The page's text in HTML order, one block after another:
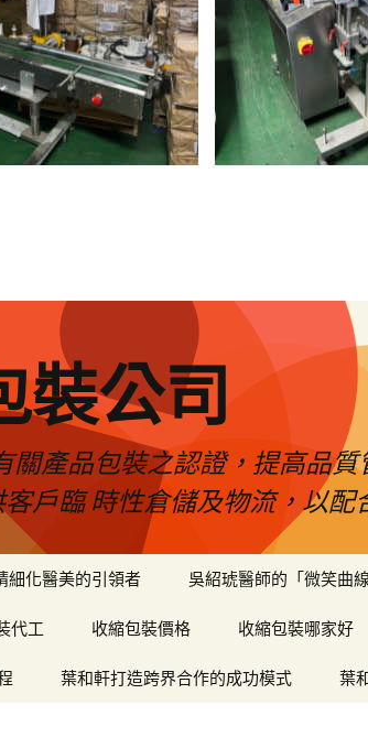
裝公司
關產品包裝之認證，提高品
戶臨 時性倉儲及物流，以配
細化醫美的引領者 吳紹琥醫師的「微笑曲
代工 收縮包裝價格 收縮包裝哪家好
葉和軒打造跨界合作的成功模式 葉